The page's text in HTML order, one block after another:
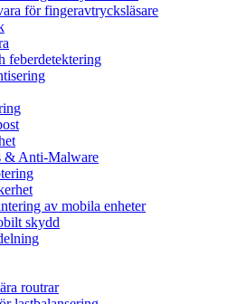
för fingeravtrycksläsare
feberdetektering
& Anti-Malware
av mobila enheter
skydd
routrar